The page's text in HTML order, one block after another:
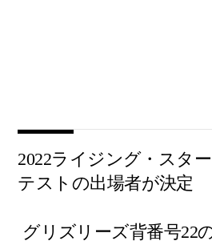
2022ライジング・スタ
テストの出場者が決定
グリズリーズ背番号22